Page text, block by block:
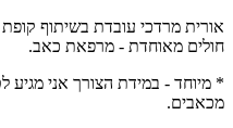
אורית מרדכי עובדת בשיתוף
חולים מאוחדת - מרפאת כאב.
* מיוחד - במידת הצורך אני מגיע
מכאבים.